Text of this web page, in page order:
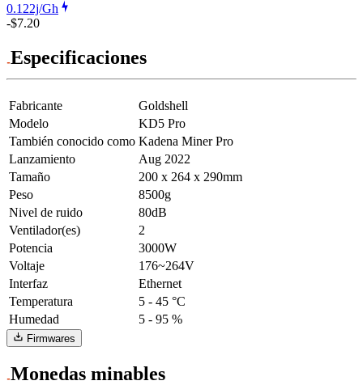
0.122j/Gh
-$7.20
Especificaciones
Fabricante
Goldshell
Modelo
KD5 Pro
También conocido como Kadena Miner Pro
Lanzamiento
Aug 2022
Tamaño
200 x 264 x 290mm
Peso
8500g
Nivel de ruido
80dB
Ventilador(es)
2
Potencia
3000W
Voltaje
176~264V
Interfaz
Ethernet
Temperatura
5 - 45 °C
Humedad
5 - 95 %
Firmwares
Monedas minables